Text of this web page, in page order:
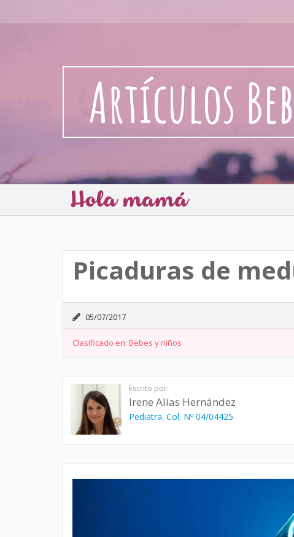
Artículos
Picaduras de
05/07/2017
Clasificado en: Bebes y niños
Escrito por:
Irene Alías Hernández
Pediatra. Col. Nº 04/04425